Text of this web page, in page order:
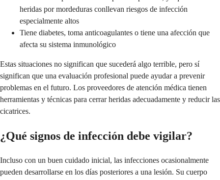
heridas por mordeduras conllevan riesgos de infección
especialmente altos
Tiene diabetes, toma anticoagulantes o tiene una afección que
afecta su sistema inmunológico
Estas situaciones no significan que sucederá algo terrible, pero sí
significan que una evaluación profesional puede ayudar a prevenir
problemas en el futuro. Los proveedores de atención médica tienen
herramientas y técnicas para cerrar heridas adecuadamente y reducir las
cicatrices.
¿Qué signos de infección debe vigilar?
Incluso con un buen cuidado inicial, las infecciones ocasionalmente
pueden desarrollarse en los días posteriores a una lesión. Su cuerpo